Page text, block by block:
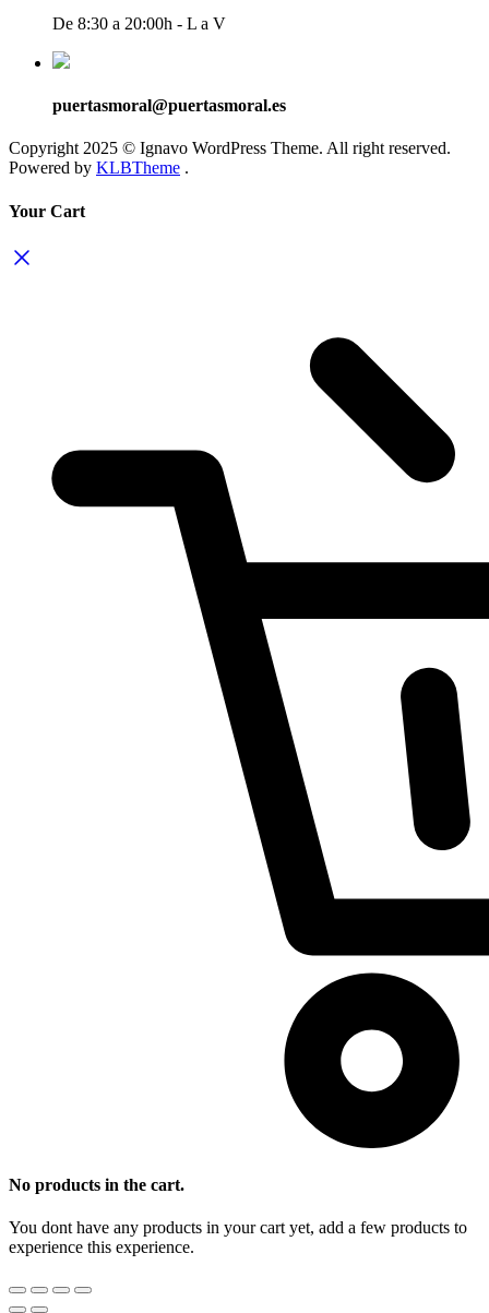
De 8:30 a 20:00h - L a V
puertasmoral@puertasmoral.es
Copyright 2025 © Ignavo WordPress Theme. All right reserved.
Powered by KLBTheme .
Your Cart
No products in the cart.
You dont have any products in your cart yet, add a few products to
experience this experience.